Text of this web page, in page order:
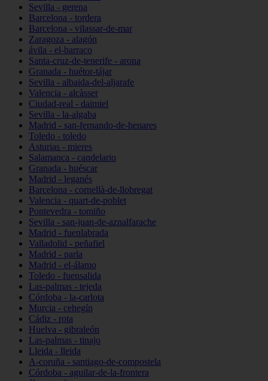
Sevilla - gerena
Barcelona - tordera
Barcelona - vilassar-de-mar
Zaragoza - alagón
ávila - el-barraco
Santa-cruz-de-tenerife - arona
Granada - huétor-tájar
Sevilla - albaida-del-aljarafe
Valencia - alcàsser
Ciudad-real - daimiel
Sevilla - la-algaba
Madrid - san-fernando-de-henares
Toledo - toledo
Asturias - mieres
Salamanca - candelario
Granada - huéscar
Madrid - leganés
Barcelona - cornellà-de-llobregat
Valencia - quart-de-poblet
Pontevedra - tomiño
Sevilla - san-juan-de-aznalfarache
Madrid - fuenlabrada
Valladolid - peñafiel
Madrid - parla
Madrid - el-álamo
Toledo - fuensalida
Las-palmas - tejeda
Córdoba - la-carlota
Murcia - cehegín
Cádiz - rota
Huelva - gibraleón
Las-palmas - tinajo
Lleida - lleida
A-coruña - santiago-de-compostela
Córdoba - aguilar-de-la-frontera